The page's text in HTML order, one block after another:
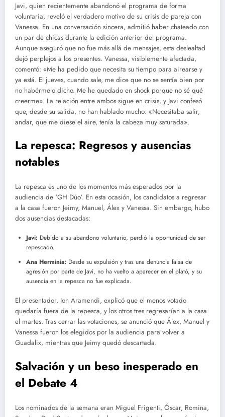
Javi, quien recientemente abandonó el programa de forma
voluntaria, reveló el verdadero motivo de su crisis de pareja con
Vanessa. En una conversación sincera, admitió haber chateado con
un par de chicas durante la edición anterior del programa.
Aunque aseguró que no fue más allá de mensajes, esta deslealtad
dejó perplejos a los presentes. Vanessa, visiblemente afectada,
comentó: «Me ha pedido que necesita su tiempo para airearse y
ya está. El jueves, cuando sale, me dice que no se sentía bien por
no habérmelo dicho. Me he quedado en shock porque no sé qué
creerme». La relación entre ambos sigue en crisis, y Javi confesó
que, desde su salida, no han hablado mucho: «Necesitaba salir,
andar, que me diese el aire, tenía la cabeza muy saturada».
La repesca: Regresos y ausencias
notables
La repesca es uno de los momentos más esperados por la
audiencia de ‘GH Dúo’. En esta ocasión, los candidatos a regresar
a la casa fueron Jeimy, Manuel, Álex y Vanessa. Sin embargo, hubo
dos ausencias destacadas:
Javi: Debido a su abandono voluntario, perdió la oportunidad de ser
repescado.
Ana Herminia: Desde su expulsión y tras una denuncia falsa de
agresión por parte de Javi, no ha vuelto a aparecer en el plató, y su
ausencia en la repesca no fue explicada.
El presentador, Ion Aramendi, explicó que el menos votado
quedaría fuera de la repesca, y los otros tres regresarían a la casa
el martes. Tras cerrar las votaciones, se anunció que Álex, Manuel y
Vanessa fueron los elegidos por la audiencia para volver a
Guadalix, mientras que Jeimy quedó descartada.
Salvación y un beso inesperado en
el Debate 4
Los nominados de la semana eran Miguel Frigenti, Óscar, Romina,